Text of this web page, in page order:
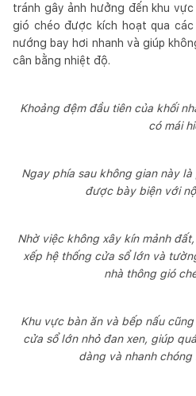
tránh gây ảnh hưởng đến khu
gió chéo được kích hoạt qua
nướng bay hơi nhanh và giúp
cân bằng nhiệt độ.
Khoảng đệm đầu tiên của khối
có mái
Ngay phía sau không gian này
được bày biện với
Nhờ việc không xây kín mảnh
xếp hệ thống cửa sổ lớn và
nhà thông gió
Khu vực bàn ăn và bếp nấu
cửa sổ lớn nhỏ đan xen, giúp
dàng và nhanh